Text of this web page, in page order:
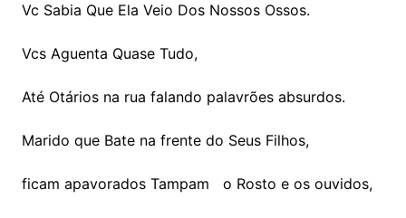
Vc Sabia Que Ela Veio Dos Nossos Ossos.
Vcs Aguenta Quase Tudo,
Até Otários na rua falando palavrões absurdos.
Marido que Bate na frente do Seus Filhos,
ficam apavorados Tampam o Rosto e os ouvidos,